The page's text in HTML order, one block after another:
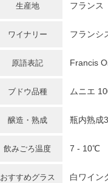
生産地 フランス
ワイナリー フランシ
原語表記 Francis
ブドウ品種 ムニエ
醸造・熟成 瓶内熟成
飲みごろ温度 7 - 10℃
おすすめグラス 白ワイン